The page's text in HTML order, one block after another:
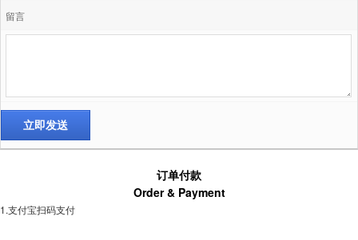
留言
订单付款
Order & Payment
1.支付宝扫码支付